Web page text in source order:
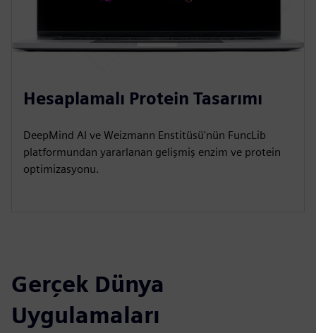
Hesaplamalı Protein Tasarımı
DeepMind AI ve Weizmann Enstitüsü'nün FuncLib
platformundan yararlanan gelişmiş enzim ve protein
optimizasyonu.
Gerçek Dünya
Uygulamaları